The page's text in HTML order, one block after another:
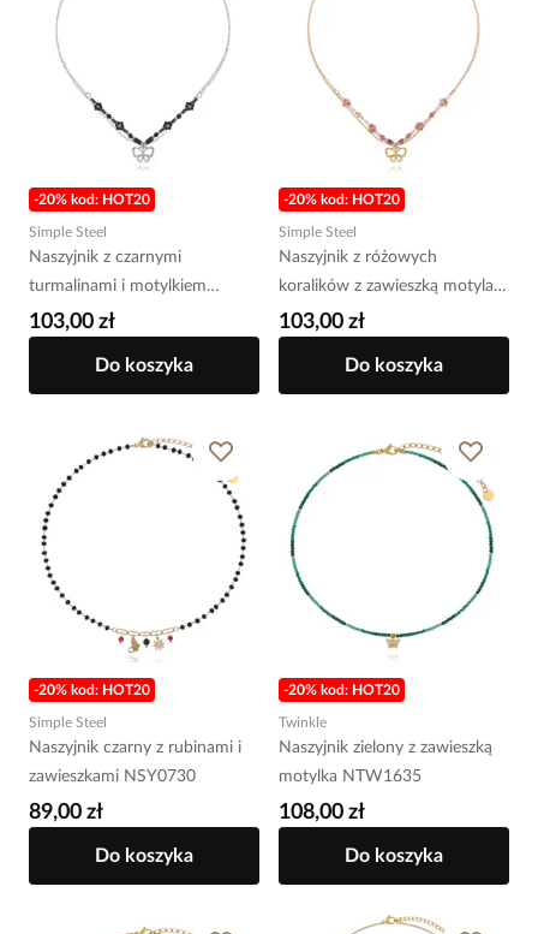
-20% kod: HOT20
Simple Steel
Naszyjnik z czarnymi
turmalinami i motylkiem
NSY0754
103,00 zł
Do koszyka
-20% kod: HOT20
Simple Steel
Naszyjnik z różowych
koralików z zawieszką motyla
NSY0736
103,00 zł
Do koszyka
-20% kod: HOT20
Simple Steel
Naszyjnik czarny z rubinami i
zawieszkami NSY0730
89,00 zł
Do koszyka
-20% kod: HOT20
Twinkle
Naszyjnik zielony z zawieszką
motylka NTW1635
108,00 zł
Do koszyka